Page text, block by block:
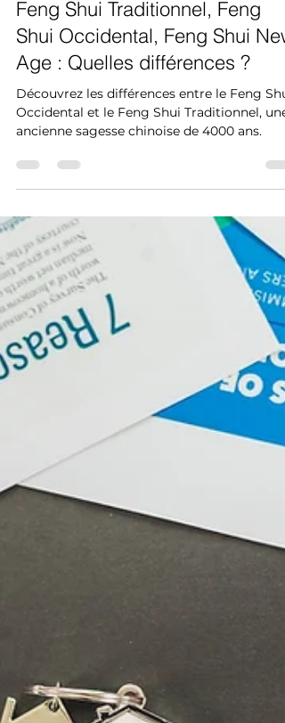
5 juin 2023
1 min de lecture
Feng Shui Traditionnel, Feng
Shui Occidental, Feng Shui New
Age : Quelles différences ?
Découvrez les différences entre le Feng Shui
ancienne sagesse chinoise de 4000 ans.